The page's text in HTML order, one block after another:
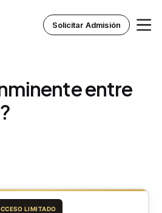
Solicitar Admisión
entre
LIMITADO